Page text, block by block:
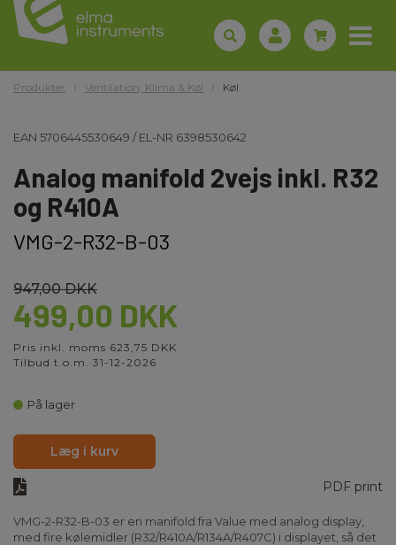
Produkter Ventilation, Klima & Køl Køl
EAN 5706445530649 /EL-NR 6398530642
Analog manifold 2vejs inkl. R32
og R410A
VMG-2-R32-B-03
947,00 DKK
499,00 DKK
Pris inkl. moms 623,75 DKK
Tilbud t.o.m. 31-12-2026
På lager
Læg i kurv
PDF print
VMG-2-R32-B-03 er en manifold fra Value med analog display,
med fire kølemidler (R32/R410A/R134A/R407C) i displayet, så det